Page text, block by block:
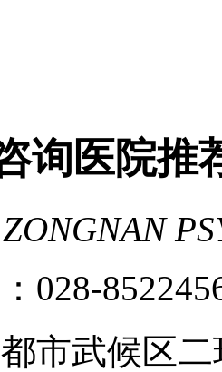
里好
询医院推
028-
市武候区